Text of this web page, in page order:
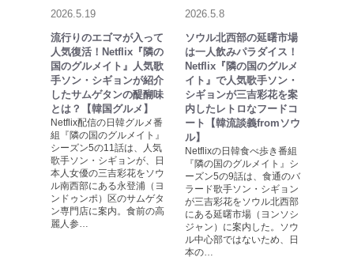
2026.5.19
流行りのエゴマが入って
人気復活！Netflix『隣の
国のグルメイト』人気歌
手ソン・シギョンが紹介
したサムゲタンの醍醐味
とは？【韓国グルメ】
Netflix配信の日韓グルメ番
組『隣の国のグルメイト』
シーズン5の11話は、人気
歌手ソン・シギョンが、日
本人女優の三吉彩花をソウ
ル南西部にある永登浦（ヨ
ンドゥンポ）区のサムゲタ
ン専門店に案内。食前の高
麗人参…
2026.5.8
ソウル北西部の延曙市場
は一人飲みパラダイス！
Netflix『隣の国のグルメ
イト』で人気歌手ソン・
シギョンが三吉彩花を案
内したレトロなフードコ
ート【韓流談義fromソウ
ル】
Netflixの日韓食べ歩き番組
『隣の国のグルメイト』シ
ーズン5の9話は、食通のバ
ラード歌手ソン・シギョン
が三吉彩花をソウル北西部
にある延曙市場（ヨンソシ
ジャン）に案内した。ソウ
ル中心部ではないため、日
本の…